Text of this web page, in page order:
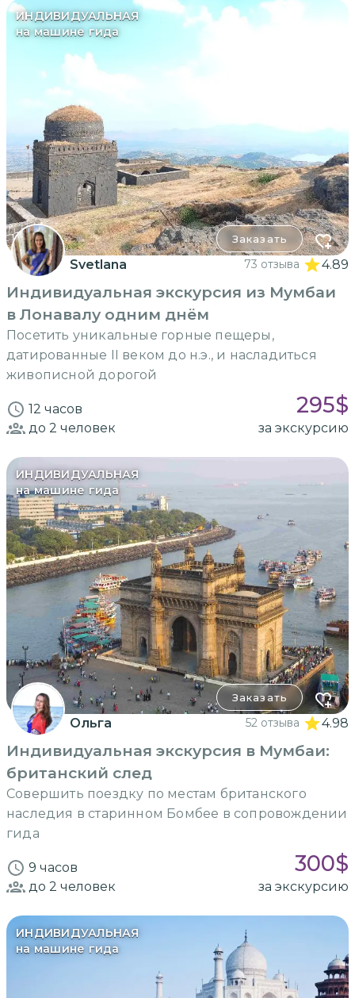
ИНДИВИДУАЛЬНАЯ
на машине гида
Заказать
Svetlana 73 отзыва 4.89
Индивидуальная экскурсия из Мумбаи
в Лонавалу одним днём
Посетить уникальные горные пещеры,
датированные II веком до н.э., и насладиться
живописной дорогой
12 часов 295$
до 2 человек за экскурсию
ИНДИВИДУАЛЬНАЯ
на машине гида
Заказать
Ольга 52 отзыва 4.98
Индивидуальная экскурсия в Мумбаи:
британский след
Совершить поездку по местам британского
наследия в старинном Бомбее в сопровождении
гида
9 часов 300$
до 2 человек за экскурсию
ИНДИВИДУАЛЬНАЯ
на машине гида